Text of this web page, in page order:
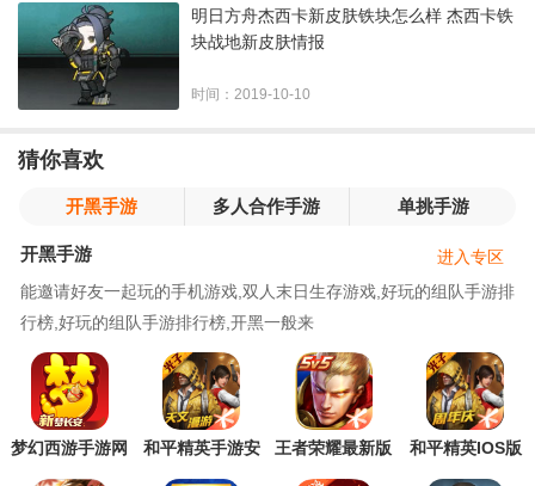
明日方舟杰西卡新皮肤铁块怎么样 杰西卡铁
块战地新皮肤情报
时间：2019-10-10
猜你喜欢
开黑手游 多人合作手游 单挑手游
开黑手游
能邀请好友一起玩的手机游戏,双人末日生存游戏,好玩的组队手游排
行榜,好玩的组队手游排行榜,开黑一般来
进入专区
梦幻西游手游网
和平精英手游安
王者荣耀最新版
和平精英IOS版